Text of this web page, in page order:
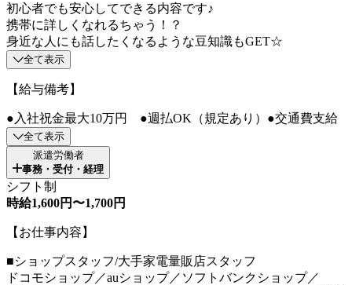
初心者でも安心してできる内容です♪
携帯に詳しくなれるちゃう！？
身近な人にも話したくなるような豆知識もGET☆
全て表示
【給与備考】
●入社祝金最大10万円 ●週払OK（規定あり）●交通費支給
全て表示
派遣労働者
事務・受付・経理
シフト制
時給1,600円〜1,700円
【お仕事内容】
■ショップスタッフ/大手家電量販店スタッフ
ドコモショップ／auショップ／ソフトバンクショップ／